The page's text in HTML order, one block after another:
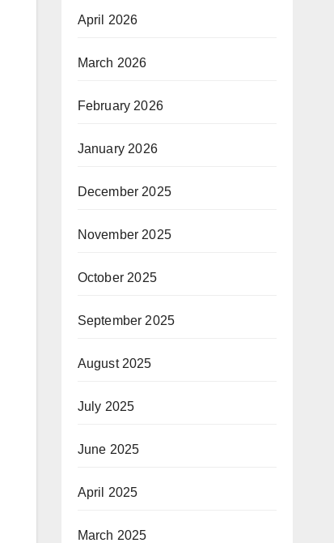
April 2026
March 2026
February 2026
January 2026
December 2025
November 2025
October 2025
September 2025
August 2025
July 2025
June 2025
April 2025
March 2025